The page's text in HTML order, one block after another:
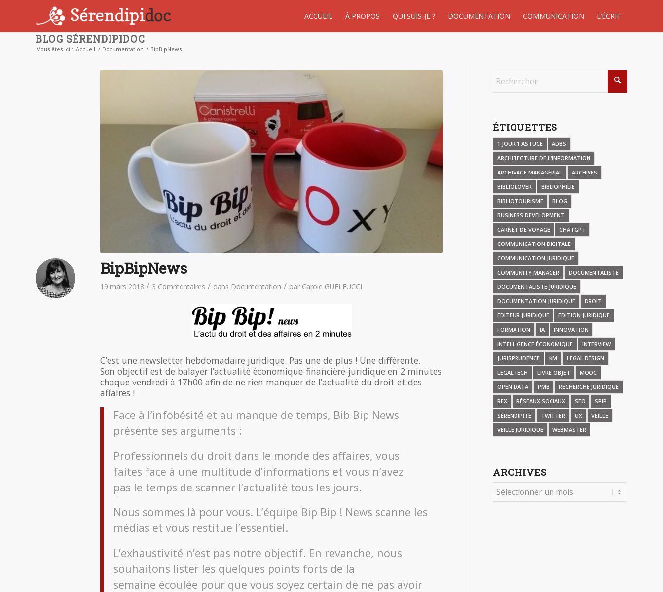
ACCUEIL À PROPOS QUI SUIS-JE ? DOCUMENTATION COMMUNICATION L’ÉCRIT
BLOG SÉRENDIPIDOC
Vous êtes ici : Accueil / Documentation / BipBipNews
BipBipNews
19 mars 2018 / 3 Commentaires / dans Documentation / par Carole GUELFUCCI
C’est une newsletter hebdomadaire juridique. Pas une de plus ! Une différente.
Son objectif est de balayer l’actualité économique-financière-juridique en 2 minutes
chaque vendredi à 17h00 afin de ne rien manquer de l’actualité du droit et des
affaires !
Face à l’infobésité et au manque de temps, Bib Bip News
présente ses arguments :
Professionnels du droit dans le monde des affaires, vous
faites face à une multitude d’informations et vous n’avez
pas le temps de scanner l’actualité tous les jours.
Nous sommes là pour vous. L’équipe Bip Bip ! News scanne les
médias et vous restitue l’essentiel.
L’exhaustivité n’est pas notre objectif. En revanche, nous
souhaitons lister les quelques points forts de la
semaine écoulée pour que vous soyez certain de ne pas avoir
ÉTIQUETTES
1 JOUR 1 ASTUCE
ADBS
ARCHITECTURE DE L'INFORMATION
ARCHIVAGE MANAGÉRIAL
ARCHIVES
BIBLIOLOVER
BIBLIOPHILIE
BIBLIOTOURISME
BLOG
BUSINESS DEVELOPMENT
CARNET DE VOYAGE
CHATGPT
COMMUNICATION DIGITALE
COMMUNICATION JURIDIQUE
COMMUNITY MANAGER
DOCUMENTALISTE
DOCUMENTALISTE JURIDIQUE
DOCUMENTATION JURIDIQUE
DROIT
EDITEUR JURIDIQUE
EDITION JURIDIQUE
FORMATION
IA
INNOVATION
INTELLIGENCE ÉCONOMIQUE
INTERVIEW
JURISPRUDENCE
KM
LEGAL DESIGN
LEGALTECH
LIVRE-OBJET
MOOC
OPEN DATA
PMB
RECHERCHE JURIDIQUE
REX
RÉSEAUX SOCIAUX SEO
SPIP
SÉRENDIPITÉ
TWITTER UX
VEILLE
VEILLE JURIDIQUE
WEBMASTER
ARCHIVES